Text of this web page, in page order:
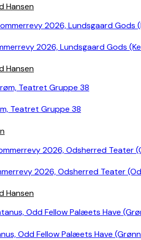
Hansen
2026, Lundsgaard Gods
Hansen
Teatret Gruppe 38
2026, Odsherred Teater
Hansen
Odd Fellow Palæets Have